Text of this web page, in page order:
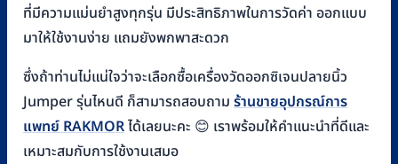
ที่มีความแม่นยำสูงทุกรุ่น มีประสิทธิภาพในการวัดค่า ออกแบบ
มาให้ใช้งานง่าย แถมยังพกพาสะดวก
ซึ่งถ้าท่านไม่แน่ใจว่าจะเลือกซื้อเครื่องวัดออกซิเจนปลายนิ้ว
Jumper รุ่นไหนดี ก็สามารถสอบถาม ร้านขายอุปกรณ์การ
แพทย์ RAKMORได้เลยนะคะ 😊 เราพร้อมให้คำแนะนำที่ดีและ
เหมาะสมกับการใช้งานเสมอ